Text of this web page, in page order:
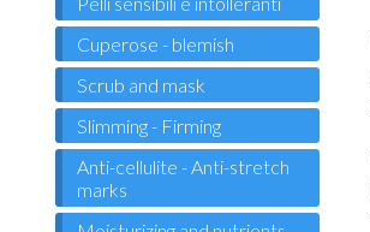
Cuperose - blemish
Scrub and mask
Slimming - Firming
Anti-cellulite - Anti-stretch
marks